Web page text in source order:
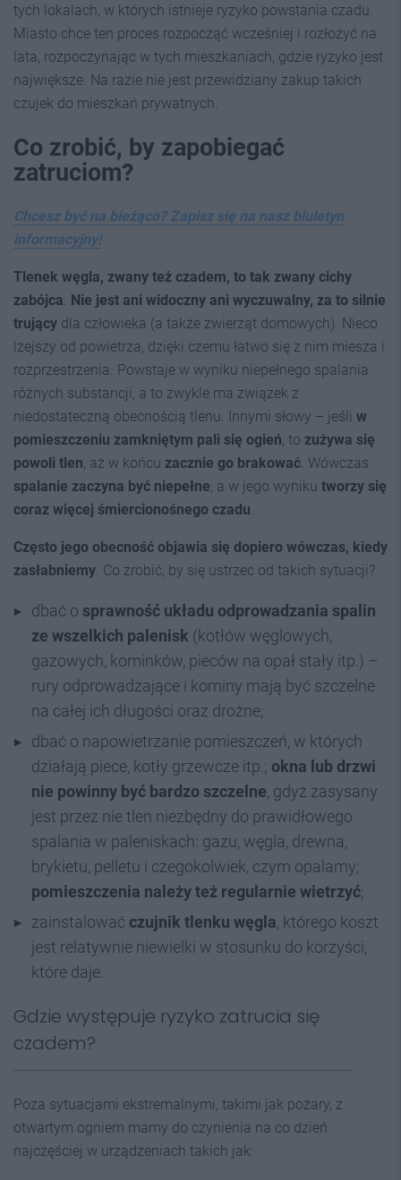
tych lokalach, w których istnieje ryzyko powstania czadu.
Miasto chce ten proces rozpocząć wcześniej i rozłożyć na
lata, rozpoczynając w tych mieszkaniach, gdzie ryzyko jest
największe. Na razie nie jest przewidziany zakup takich
czujek do mieszkań prywatnych.
Co zrobić, by zapobiegać
zatruciom?
Chcesz być na bieżąco? Zapisz się na nasz biuletyn
informacyjny!
Tlenek węgla, zwany też czadem, to tak zwany cichy
zabójca. Nie jest ani widoczny ani wyczuwalny, za to silnie
trujący dla człowieka (a także zwierząt domowych). Nieco
lżejszy od powietrza, dzięki czemu łatwo się z nim miesza i
rozprzestrzenia. Powstaje w wyniku niepełnego spalania
różnych substancji, a to zwykle ma związek z
niedostateczną obecnością tlenu. Innymi słowy – jeśli w
pomieszczeniu zamkniętym pali się ogień, to zużywa się
powoli tlen, aż w końcu zacznie go brakować. Wówczas
spalanie zaczyna być niepełne, a w jego wyniku tworzy się
coraz więcej śmiercionośnego czadu.
Często jego obecność objawia się dopiero wówczas, kiedy
zasłabniemy. Co zrobić, by się ustrzec od takich sytuacji?
dbać o sprawność układu odprowadzania spalin
ze wszelkich palenisk (kotłów węglowych,
gazowych, kominków, pieców na opał stały itp.) –
rury odprowadzające i kominy mają być szczelne
na całej ich długości oraz drożne;
dbać o napowietrzanie pomieszczeń, w których
działają piece, kotły grzewcze itp.; okna lub drzwi
nie powinny być bardzo szczelne, gdyż zasysany
jest przez nie tlen niezbędny do prawidłowego
spalania w paleniskach: gazu, węgla, drewna,
brykietu, pelletu i czegokolwiek, czym opalamy;
pomieszczenia należy też regularnie wietrzyć;
zainstalować czujnik tlenku węgla, którego koszt
jest relatywnie niewielki w stosunku do korzyści,
które daje.
Gdzie występuje ryzyko zatrucia się
czadem?
Poza sytuacjami ekstremalnymi, takimi jak pożary, z
otwartym ogniem mamy do czynienia na co dzień
najczęściej w urządzeniach takich jak: